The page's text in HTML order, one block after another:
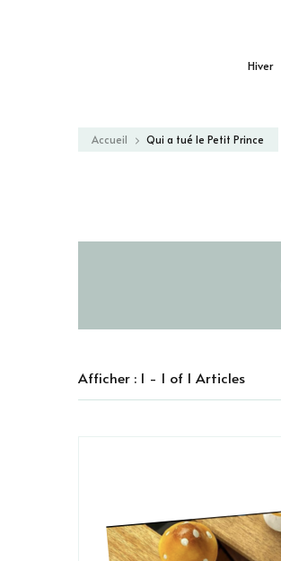
Hiver
Accueil Qui a tué le Petit Prince
Afficher : 1 - 1 of 1 Articles